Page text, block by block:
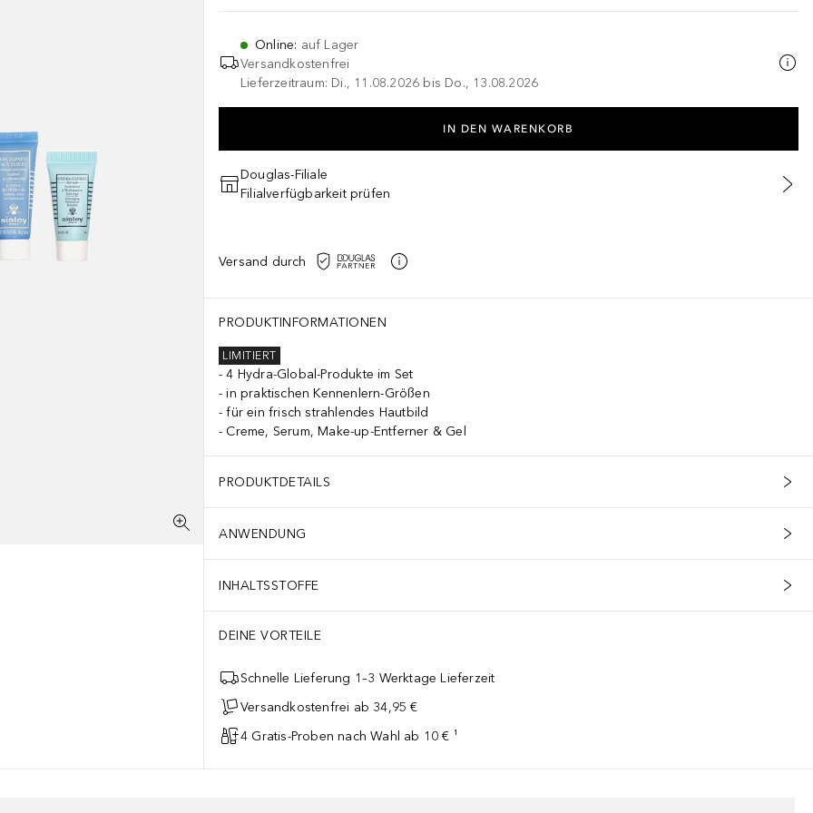
Online: auf Lager
Versandkostenfrei
Lieferzeitraum: Di., 11.08.2026 bis Do., 13.08.2026
IN DEN WARENKORB
Douglas-Filiale
Filialverfügbarkeit prüfen
Versand durch
PRODUKTINFORMATIONEN
LIMITIERT
4 Hydra-Global-Produkte im Set
in praktischen Kennenlern-Größen
für ein frisch strahlendes Hautbild
Creme, Serum, Make-up-Entferner & Gel
PRODUKTDETAILS
ANWENDUNG
INHALTSSTOFFE
DEINE VORTEILE
Schnelle Lieferung 1–3 Werktage Lieferzeit
Versandkostenfrei ab 34,95 €
4 Gratis-Proben nach Wahl ab 10 € ¹